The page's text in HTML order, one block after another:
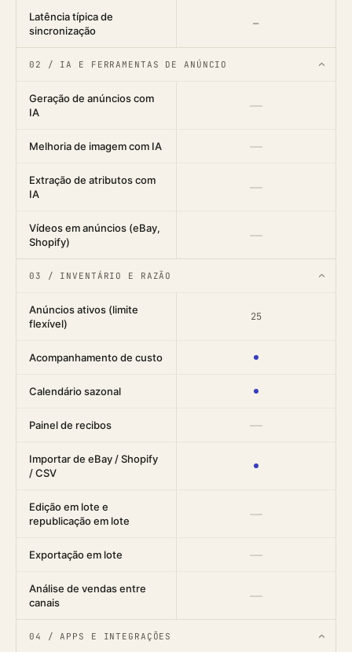
Latência típica de
sincronização
—
02 / IA E FERRAMENTAS DE ANÚNCIO ›
Geração de anúncios com
IA
—
Melhoria de imagem com IA —
Extração de atributos com
IA
—
Vídeos em anúncios (eBay,
Shopify)
—
03 / INVENTÁRIO E RAZÃO ›
Anúncios ativos (limite
flexível)
25
Acompanhamento de custo
Calendário sazonal
Painel de recibos —
Importar de eBay / Shopify
/ CSV
Edição em lote e
republicação em lote
—
Exportação em lote —
Análise de vendas entre
canais
—
04 / APPS E INTEGRAÇÕES ›